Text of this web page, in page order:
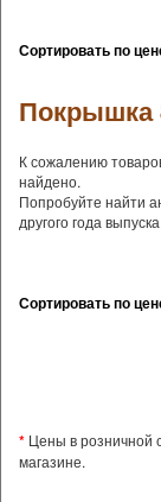
Сортировать по
Покрышка
К сожалению
найдено.
Попробуйте найти
другого года выпуска.
Сортировать по
* Цены в розничной
магазине.